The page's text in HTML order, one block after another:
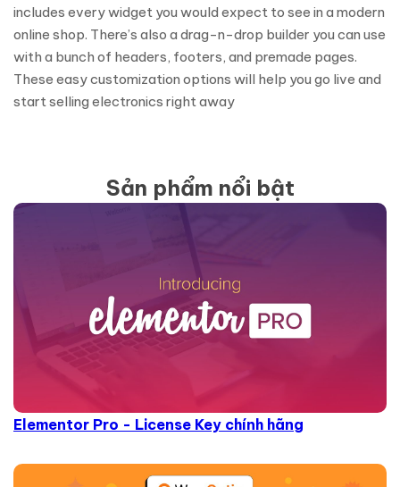
includes every widget you would expect to see in a modern
online shop. There’s also a drag-n-drop builder you can use
with a bunch of headers, footers, and premade pages.
These easy customization options will help you go live and
start selling electronics right away
Sản phẩm nổi bật
Elementor Pro - License Key chính hãng